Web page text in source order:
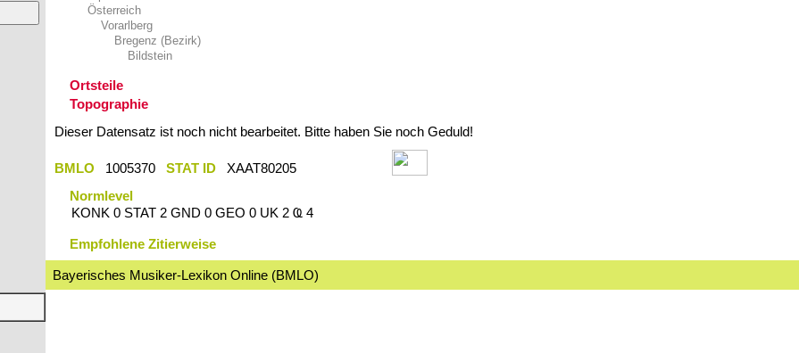
Österreich
Vorarlberg
Bregenz (Bezirk)
Bildstein
Ortsteile
Topographie
Dieser Datensatz ist noch nicht bearbeitet. Bitte haben Sie noch Geduld!
BMLO 1005370 STAT ID
XAAT80205
Normlevel
KONK 0 STAT 2 GND 0 GEO 0 UK 2 Ҩ 4
Empfohlene Zitierweise
Bayerisches Musiker-Lexikon Online (BMLO)